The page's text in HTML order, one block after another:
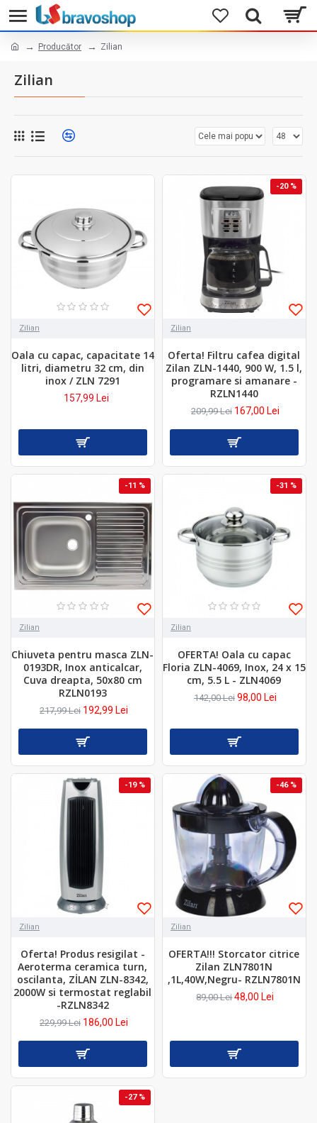
Producător Zilian
Zilian
Zilian
Oala cu capac, capacitate 14
litri, diametru 32 cm, din
inox / ZLN 7291
157,99 Lei
-20 %
Zilian
Oferta! Filtru cafea digital
Zilan ZLN-1440, 900 W, 1.5 l,
programare si amanare -
RZLN1440
209,99 Lei 167,00 Lei
-11 %
Zilian
Chiuveta pentru masca ZLN-
0193DR, Inox anticalcar,
Cuva dreapta, 50x80 cm
RZLN0193
217,99 Lei 192,99 Lei
-31 %
Zilian
OFERTA! Oala cu capac
Floria ZLN-4069, Inox, 24 x 15
cm, 5.5 L - ZLN4069
142,00 Lei 98,00 Lei
-19 %
Zilian
Oferta! Produs resigilat -
Aeroterma ceramica turn,
oscilanta, ZİLAN ZLN-8342,
2000W si termostat reglabil
-RZLN8342
229,99 Lei 186,00 Lei
-46 %
Zilian
OFERTA!!! Storcator citrice
Zilan ZLN7801N
,1L,40W,Negru- RZLN7801N
89,00 Lei 48,00 Lei
-27 %